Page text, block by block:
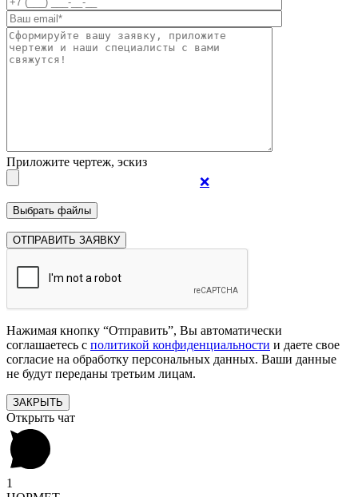
Приложите чертеж, эскиз
❌
Нажимая кнопку “Отправить”, Вы автоматически
соглашаетесь с политикой конфиденциальности и даете свое
согласие на обработку персональных данных. Ваши данные
не будут переданы третьим лицам.
ЗАКРЫТЬ
Открыть чат
1